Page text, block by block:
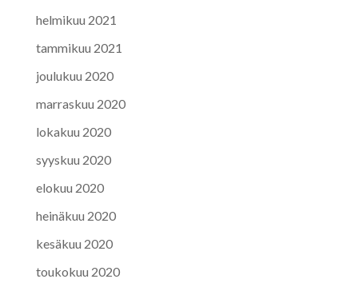
helmikuu 2021
tammikuu 2021
joulukuu 2020
marraskuu 2020
lokakuu 2020
syyskuu 2020
elokuu 2020
heinäkuu 2020
kesäkuu 2020
toukokuu 2020